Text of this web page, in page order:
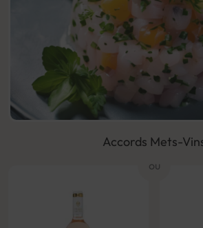
Accords Mets-
ou